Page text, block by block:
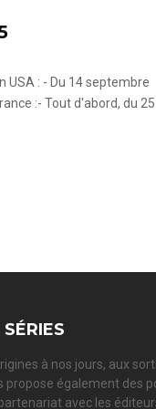
USA : - Du 14 septembre
:- Tout d'abord, du 25
à nos jours, aux
propose également des
avec les